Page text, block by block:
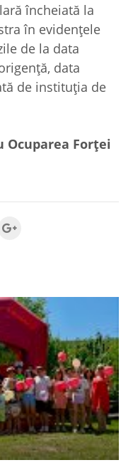
încheiată la
în evidențele
de la data
data
de instituţia de
Ocuparea Forței